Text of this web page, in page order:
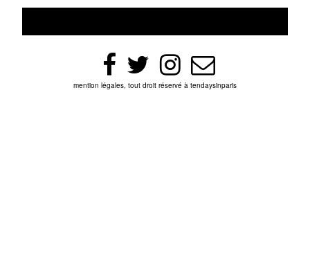
mention légales, tout droit réservé à tendaysinparis